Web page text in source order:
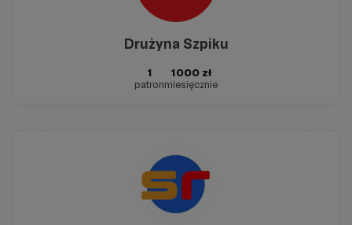
Drużyna Szpiku
1
patron
1000 zł
miesięcznie